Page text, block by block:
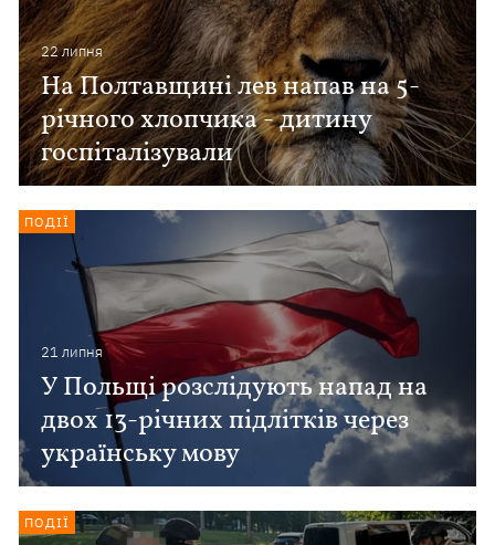
22 липня
На Полтавщині лев напав на 5-
річного хлопчика - дитину
госпіталізували
21 липня
У Польщі розслідують напад на
двох 13-річних підлітків через
українську мову
ПОДІЇ
ПОДІЇ